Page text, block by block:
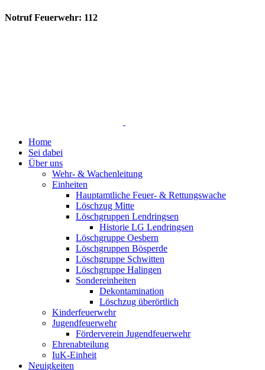
Notruf Feuerwehr: 112
Home
Sei dabei
Über uns
Wehr- & Wachenleitung
Einheiten
Hauptamtliche Feuer- & Rettungswache
Löschzug Mitte
Löschgruppen Lendringsen
Historie LG Lendringsen
Löschgruppe Oesbern
Löschgruppen Bösperde
Löschgruppe Schwitten
Löschgruppe Halingen
Sondereinheiten
Dekontamination
Löschzug überörtlich
Kinderfeuerwehr
Jugendfeuerwehr
Förderverein Jugendfeuerwehr
Ehrenabteilung
IuK-Einheit
Neuigkeiten